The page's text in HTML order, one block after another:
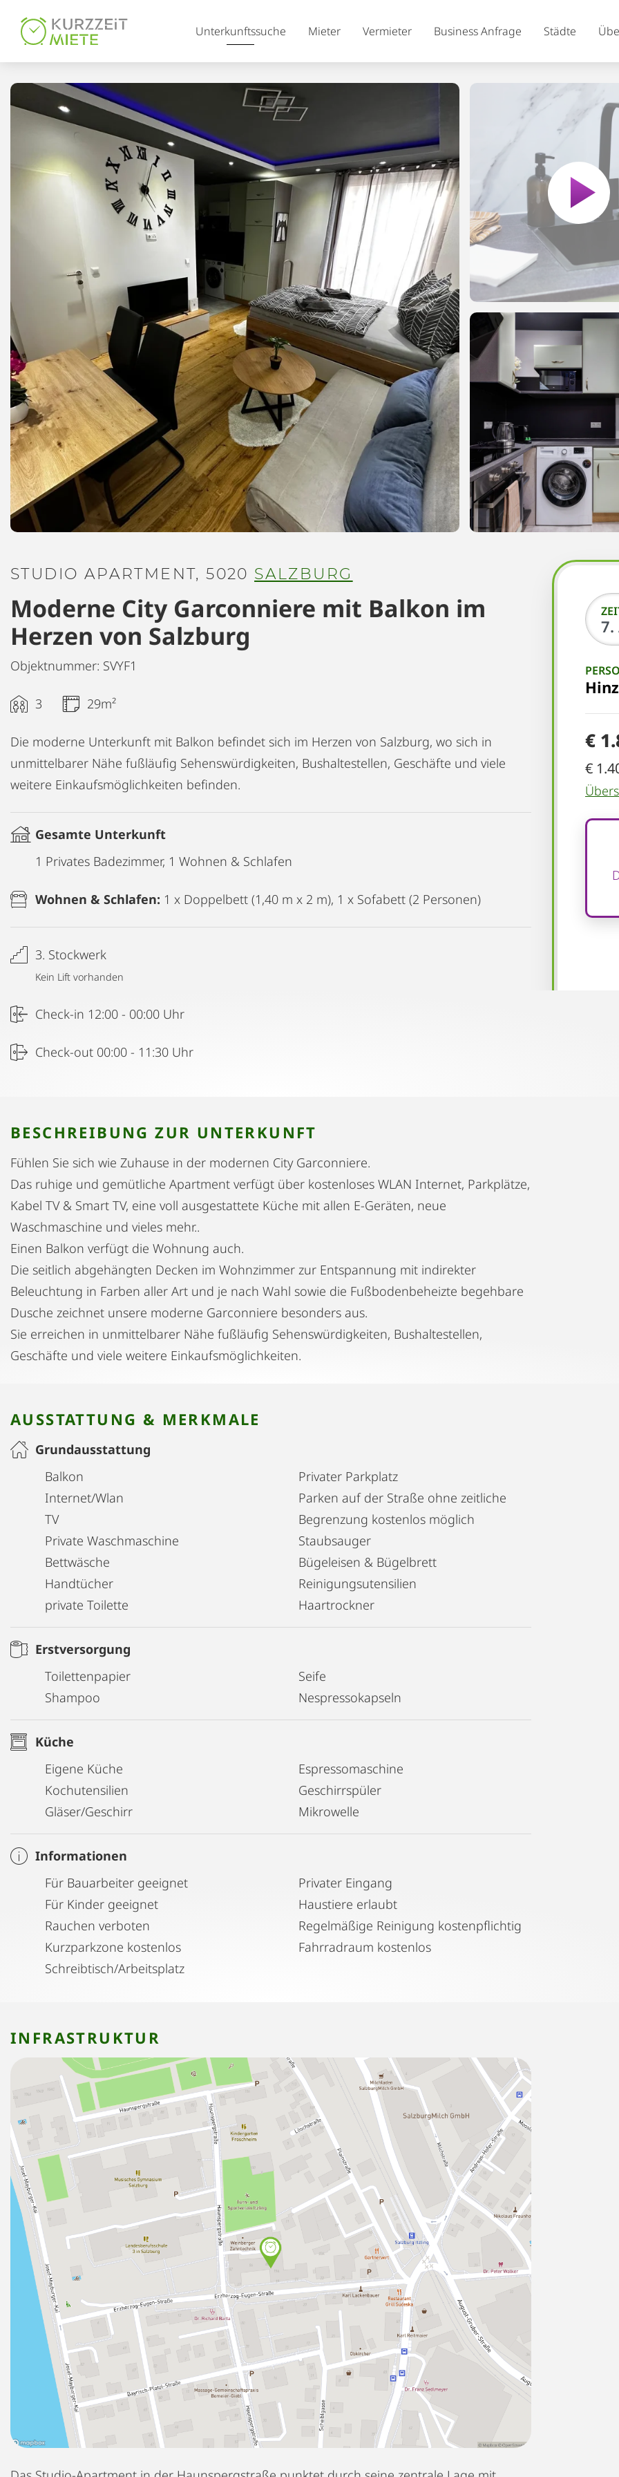
Unterkunftssuche Mieter Vermieter Business Anfrage Städte
€
€
STUDIO APARTMENT, 5020 SALZBURG
Moderne City Garconniere mit Balkon im
Herzen von Salzburg
Objektnummer: SVYF1
3 29m²
Die moderne Unterkunft mit Balkon befindet sich im Herzen von Salzburg, wo sich in
unmittelbarer Nähe fußläufig Sehenswürdigkeiten, Bushaltestellen, Geschäfte und viele
weitere Einkaufsmöglichkeiten befinden.
Gesamte Unterkunft
1 Privates Badezimmer, 1 Wohnen & Schlafen
Wohnen & Schlafen: 1 x Doppelbett (1,40 m x 2 m), 1 x Sofabett (2 Personen)
3. Stockwerk
Kein Lift vorhanden
Check-in 12:00 - 00:00 Uhr
Check-out 00:00 - 11:30 Uhr
BESCHREIBUNG ZUR UNTERKUNFT
Fühlen Sie sich wie Zuhause in der modernen City Garconniere.
Das ruhige und gemütliche Apartment verfügt über kostenloses WLAN Internet, Parkplätze,
Kabel TV & Smart TV, eine voll ausgestattete Küche mit allen E-Geräten, neue
Waschmaschine und vieles mehr..
Einen Balkon verfügt die Wohnung auch.
Die seitlich abgehängten Decken im Wohnzimmer zur Entspannung mit indirekter
Beleuchtung in Farben aller Art und je nach Wahl sowie die Fußbodenbeheizte begehbare
Dusche zeichnet unsere moderne Garconniere besonders aus.
Sie erreichen in unmittelbarer Nähe fußläufig Sehenswürdigkeiten, Bushaltestellen,
Geschäfte und viele weitere Einkaufsmöglichkeiten.
AUSSTATTUNG & MERKMALE
Grundausstattung
Balkon
Internet/Wlan
TV
Private Waschmaschine
Bettwäsche
Handtücher
private Toilette
Privater Parkplatz
Parken auf der Straße ohne zeitliche
Begrenzung kostenlos möglich
Staubsauger
Bügeleisen & Bügelbrett
Reinigungsutensilien
Haartrockner
Erstversorgung
Toilettenpapier
Shampoo
Seife
Nespressokapseln
Küche
Eigene Küche
Kochutensilien
Gläser/Geschirr
Espressomaschine
Geschirrspüler
Mikrowelle
Informationen
Für Bauarbeiter geeignet
Für Kinder geeignet
Rauchen verboten
Kurzparkzone kostenlos
Schreibtisch/Arbeitsplatz
Privater Eingang
Haustiere erlaubt
Regelmäßige Reinigung kostenpflichtig
Fahrradraum kostenlos
INFRASTRUKTUR